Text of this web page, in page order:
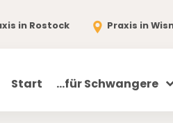
in Rostock Praxis in
Start ...für Schwangere